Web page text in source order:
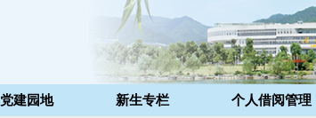
党建园地 新生专栏 个人借阅管理